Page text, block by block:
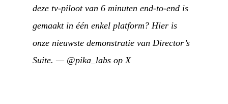
deze tv-piloot van 6 minuten end-to-end is
gemaakt in één enkel platform? Hier is
onze nieuwste demonstratie van Director’s
Suite. — @pika_labs op X